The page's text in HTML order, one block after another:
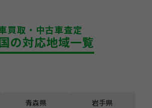
買取・中古車査定
の対応地域一覧
青森県 岩手県